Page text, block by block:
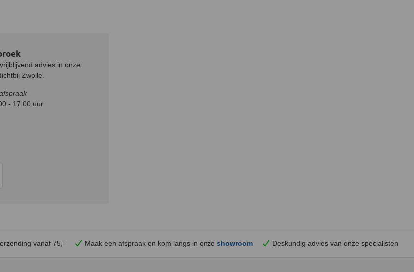
advies in onze
Zwolle.
- 17:00 uur
vanaf 75,- Maak een afspraak en kom langs in onze showroom Deskundig advies van onze specialisten